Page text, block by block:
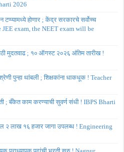
2026
टप्प्यामध्ये होणार ; केंद्र सरकारचे सर्वोच्च
JEE exam, the NEET exam will be
मुदतवाढ ; १० ऑगस्ट २०२६ अंतिम तारीख !
पुन्हा थांबली ; शिक्षकांना धाकधूक ! Teacher
; बँकेत काम करण्याची सुवर्ण संधी ! IBPS Bharti
२ लाख १६ हजार जागा उपलब्ध ! Engineering